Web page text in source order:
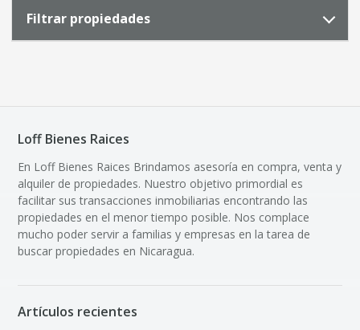
Filtrar propiedades
Loff Bienes Raices
En Loff Bienes Raices Brindamos asesoría en compra, venta y
alquiler de propiedades. Nuestro objetivo primordial es
facilitar sus transacciones inmobiliarias encontrando las
propiedades en el menor tiempo posible. Nos complace
mucho poder servir a familias y empresas en la tarea de
buscar propiedades en Nicaragua.
Artículos recientes